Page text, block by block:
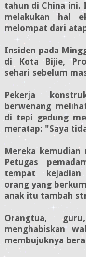
tahun di China ini.
melakukan hal
melompat dari
Insiden pada
di Kota Bijie,
sehari sebelum
Pekerja
berwenang
di tepi gedung
meratap: "Saya
Mereka kemudian
Petugas
tempat kejadian
orang yang
anak itu tambah
Orangtua,
menghabiskan
membujuknya